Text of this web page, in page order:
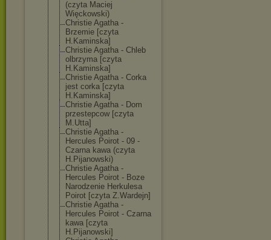
(czyta Maciej
Więckowski)
Christie Agatha -
Brzemie [czyta
H.Kaminska]
Christie Agatha - Chleb
olbrzyma [czyta
H.Kaminska]
Christie Agatha - Corka
jest corka [czyta
H.Kaminska]
Christie Agatha - Dom
przestepcow [czyta
M.Utta]
Christie Agatha -
Hercules Poirot - 09 -
Czarna kawa (czyta
H.Pijanowski)
Christie Agatha -
Hercules Poirot - Boze
Narodzenie Herkulesa
Poirot [czyta Z.Wardejn]
Christie Agatha -
Hercules Poirot - Czarna
kawa [czyta
H.Pijanowski]